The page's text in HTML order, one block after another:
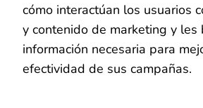
cómo interactúan los usuarios
y contenido de marketing y les
información necesaria para
efectividad de sus campañas.